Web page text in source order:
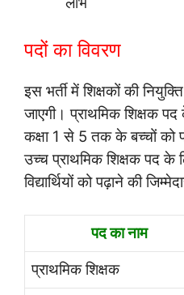
पदों का विवरण
इस भर्ती में शिक्षकों की
जाएगी। प्राथमिक शिक्षक पद
कक्षा 1 से 5 तक के बच्चों को
उच्च प्राथमिक शिक्षक पद
विद्यार्थियों को पढ़ाने की
पद का नाम
प्राथमिक शिक्षक